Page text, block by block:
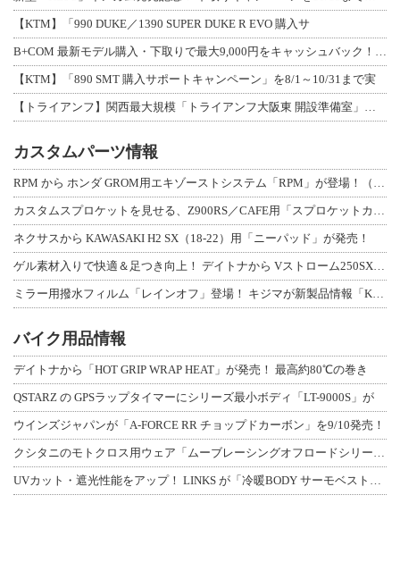
【KTM】「990 DUKE／1390 SUPER DUKE R EVO 購入サ
B+COM 最新モデル購入・下取りで最大9,000円をキャッシュバック！「B+F
【KTM】「890 SMT 購入サポートキャンペーン」を8/1～10/31まで実
【トライアンフ】関西最大規模「トライアンフ大阪東 開設準備室」がオープン！ 限定
カスタムパーツ情報
RPM から ホンダ GROM用エキゾーストシステム「RPM」が登場！（動画あり
カスタムスプロケットを見せる、Z900RS／CAFE用「スプロケットカバーフルキ
ネクサスから KAWASAKI H2 SX（18-22）用「ニーパッド」が発売！
ゲル素材入りで快適＆足つき向上！ デイトナから Vストローム250SX用「快適ロ
ミラー用撥水フィルム「レインオフ」登場！ キジマが新製品情報「KIJIMA NE
バイク用品情報
デイトナから「HOT GRIP WRAP HEAT」が発売！ 最高約80℃の巻き
QSTARZ の GPSラップタイマーにシリーズ最小ボディ「LT-9000S」が
ウインズジャパンが「A-FORCE RR チョップドカーボン」を9/10発売！
クシタニのモトクロス用ウェア「ムーブレーシングオフロードシリーズ」3アイテムが登
UVカット・遮光性能をアップ！ LINKS が「冷暖BODY サーモベスト」改良